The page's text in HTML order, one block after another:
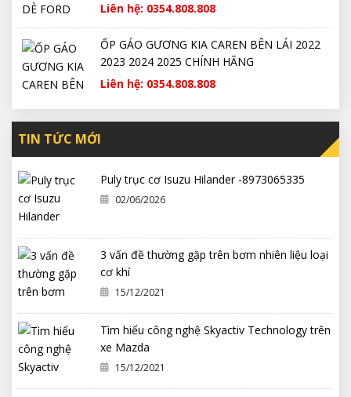
Liên hệ: 0354.808.808
ỐP GÁO GƯƠNG KIA CAREN BÊN LÁI 2022
2023 2024 2025 CHÍNH HÃNG
Liên hệ: 0354.808.808
TIN TỨC MỚI
Puly trục cơ Isuzu Hilander -8973065335
02/06/2026
3 vấn đề thường gặp trên bơm nhiên liệu loại
cơ khí
15/12/2021
Tìm hiểu công nghệ Skyactiv Technology trên
xe Mazda
15/12/2021